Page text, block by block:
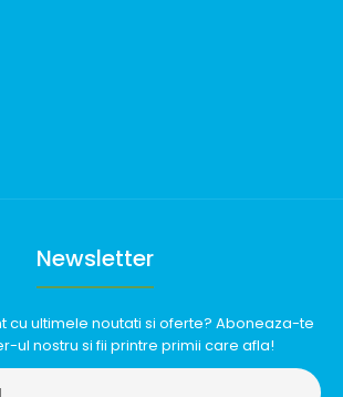
Newsletter
cu ultimele noutati si oferte? Aboneaza-te
ul nostru si fii printre primii care afla!